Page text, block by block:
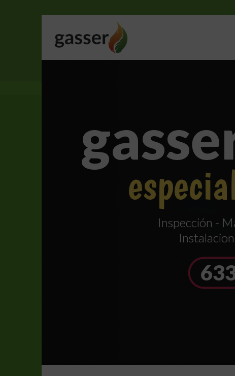
Inspección -
63